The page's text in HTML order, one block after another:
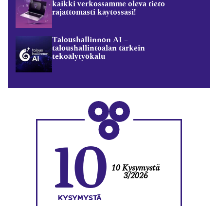
kaikki verkossamme oleva tieto
rajattomasti käytössäsi!
Taloushallinnon AI –
taloushallintoalan tärkein
tekoälytyökalu
10
KYSYMYSTÄ
10 Kysymystä
3/2026